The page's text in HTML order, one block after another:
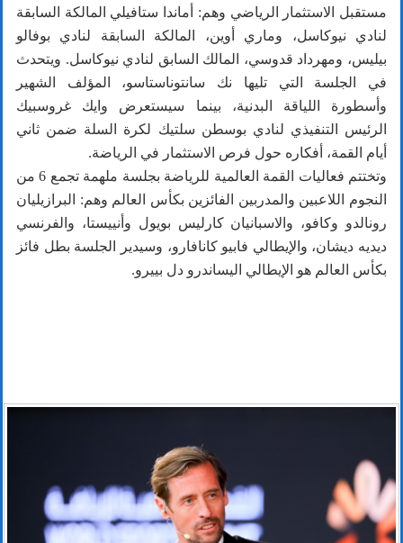
مستقبل الاستثمار الرياضي وهم: أماندا ستافيلي المالكة السابقة
لنادي نيوكاسل، وماري أوين، المالكة السابقة لنادي بوفالو
بيليس، ومهرداد قدوسي، المالك السابق لنادي نيوكاسل. ويتحدث
في الجلسة التي تليها نك سانتوناستاسو، المؤلف الشهير
وأسطورة اللياقة البدنية، بينما سيستعرض وايك غروسبيك
الرئيس التنفيذي لنادي بوسطن سلتيك لكرة السلة ضمن ثاني
أيام القمة، أفكاره حول فرص الاستثمار في الرياضة.
وتختتم فعاليات القمة العالمية للرياضة بجلسة ملهمة تجمع 6 من
النجوم اللاعبين والمدربين الفائزين بكأس العالم وهم: البرازيليان
رونالدو وكافو، والاسبانيان كارليس بويول وأنييستا، والفرنسي
ديديه ديشان، والإيطالي فابيو كانافارو، وسيدير الجلسة بطل فائز
بكأس العالم هو الإيطالي اليساندرو دل بييرو.